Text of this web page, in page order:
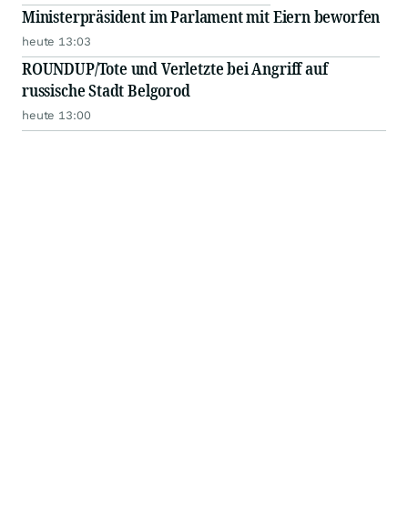
Ministerpräsident im Parlament mit Eiern beworfen
heute 13:03
ROUNDUP/Tote und Verletzte bei Angriff auf
russische Stadt Belgorod
heute 13:00